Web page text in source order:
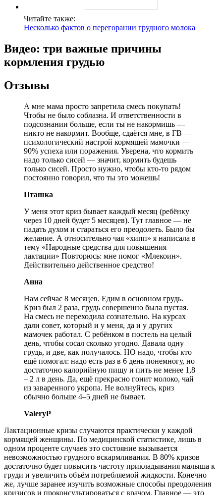
Читайте также:
Несколько фактов о перегорании грудного молока
Видео: три важные причины
кормления грудью
Отзывы
А мне мама просто запретила смесь покупать!
Чтобы не было соблазна. И ответственности в
подсознании больше, если ты не накормишь —
никто не накормит. Вообще, сдаётся мне, в ГВ —
психологический настрой кормящей мамочки —
90% успеха или поражения. Уверена, что кормить
надо только сисей — значит, кормить будешь
только сисей. Просто нужно, чтобы кто-то рядом
постоянно говорил, что ты это можешь!
Пташка
У меня этот криз бывает каждый месяц (ребёнку
через 10 дней будет 5 месяцев). Тут главное — не
падать духом и стараться его преодолеть. Было бы
желание. А относительно чая «хипп» я написала в
тему «Народные средства для повышения
лактации» Повторюсь: мне помог «Млекоин».
Действительно действенное средство!
Анна
Нам сейчас 8 месяцев. Едим в основном грудь.
Криз был 2 раза, грудь совершенно была пустая.
На смесь не переходила сознательно. На курсах
дали совет, который и у меня, да и у других
мамочек работал. С ребёнком в постель на целый
день, чтобы сосал сколько угодно. Давала одну
грудь, и две, как получалось. НО надо, чтобы кто
ещё помогал: надо есть раз в 6 день понемногу, но
достаточно калорийную пищу и пить не менее 1,8
– 2 л в день. Да, ещё прекрасно гонит молоко, чай
из заваренного укропа. Не волнуйтесь, криз
обычно больше 4–5 дней не бывает.
ValeryP
Лактационные кризы случаются практически у каждой
кормящей женщины. По медицинской статистике, лишь в
одном проценте случаев это состояние вызывается
невозможностью грудного вскармливания. В 80% кризов
достаточно будет повысить частоту прикладывания малыша к
груди и увеличить объём потребляемой жидкости. Конечно
же, лучше заранее изучить возможные способы преодоления
кризисов и проконсультироваться с врачом. Главное — это